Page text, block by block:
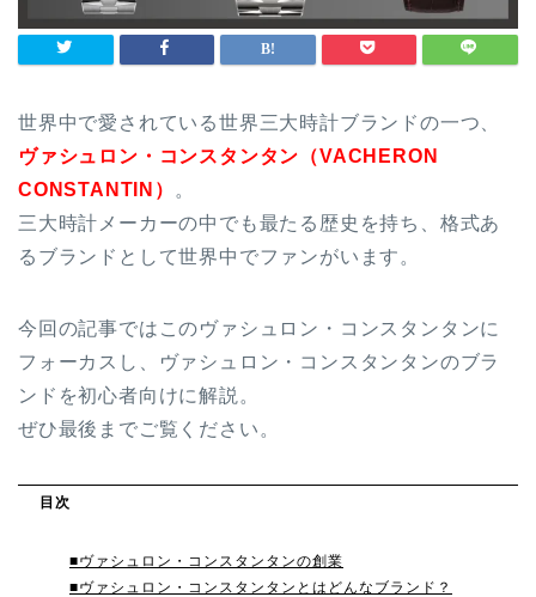
世界中で愛されている世界三大時計ブランドの一つ、
ヴァシュロン・コンスタンタン（VACHERON
CONSTANTIN） 。
三大時計メーカーの中でも最たる歴史を持ち、格式あ
るブランドとして世界中でファンがいます。
今回の記事ではこのヴァシュロン・コンスタンタンに
フォーカスし、ヴァシュロン・コンスタンタンのブラ
ンドを初心者向けに解説。
ぜひ最後までご覧ください。
目次
■ヴァシュロン・コンスタンタンの創業
■ヴァシュロン・コンスタンタンとはどんなブランド？